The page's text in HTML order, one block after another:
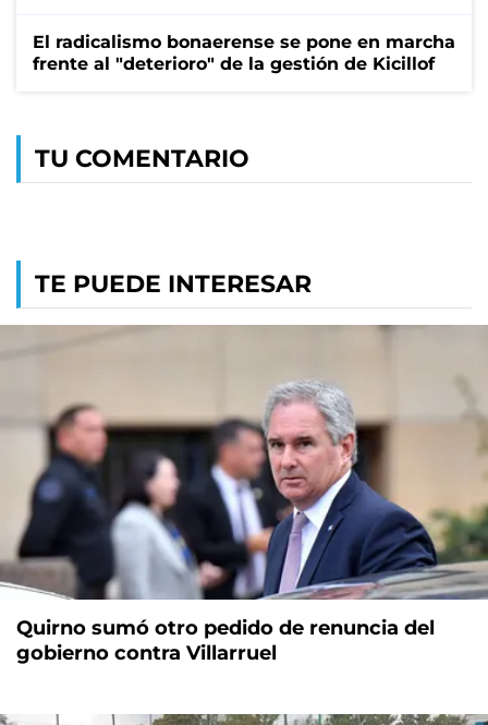
El radicalismo bonaerense se pone en marcha
frente al "deterioro" de la gestión de Kicillof
TU COMENTARIO
TE PUEDE INTERESAR
Quirno sumó otro pedido de renuncia del
gobierno contra Villarruel